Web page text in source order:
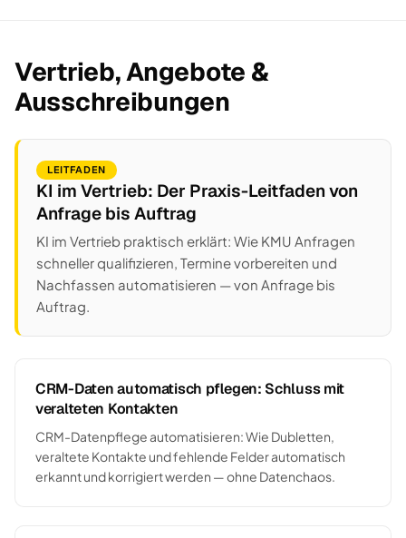
Vertrieb, Angebote &
Ausschreibungen
LEITFADEN
KI im Vertrieb: Der Praxis-Leitfaden von
Anfrage bis Auftrag
KI im Vertrieb praktisch erklärt: Wie KMU Anfragen
schneller qualifizieren, Termine vorbereiten und
Nachfassen automatisieren — von Anfrage bis
Auftrag.
CRM-Daten automatisch pflegen: Schluss mit
veralteten Kontakten
CRM-Datenpflege automatisieren: Wie Dubletten,
veraltete Kontakte und fehlende Felder automatisch
erkannt und korrigiert werden — ohne Datenchaos.